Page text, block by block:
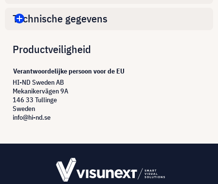
Technische gegevens
Productveiligheid
Verantwoordelijke persoon voor de EU
HI-ND Sweden AB
Mekanikervägen 9A
146 33 Tullinge
Sweden
info@hi-nd.se